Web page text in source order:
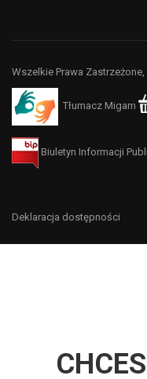
Wszelkie Prawa Zastrzeżone,
Tłumacz Migam
Biuletyn Informacji
Deklaracja dostępności